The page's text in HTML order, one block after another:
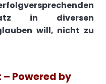
in diversen
will, nicht zu
Powered by